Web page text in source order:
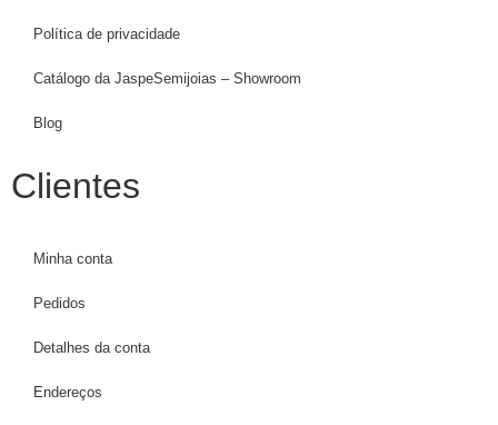
Política de privacidade
Catálogo da JaspeSemijoias – Showroom
Blog
Clientes
Minha conta
Pedidos
Detalhes da conta
Endereços